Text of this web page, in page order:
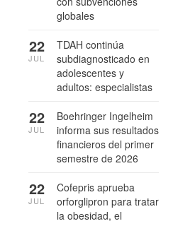
globales
TDAH continúa
subdiagnosticado en
adolescentes y
adultos: especialistas
22
JUL
Boehringer Ingelheim
informa sus resultados
financieros del primer
semestre de 2026
22
JUL
Cofepris aprueba
orforglipron para tratar
la obesidad, el
22
JUL